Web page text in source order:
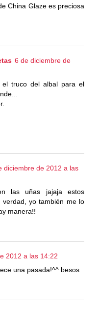
China Glaze es preciosa
6 de diciembre de
truco del albal para el
diciembre de 2012 a las
las uñas jajaja estos
yo también me lo
manera!!
2012 a las 14:22
una pasada!^^ besos